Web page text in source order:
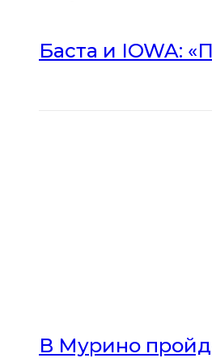
Баста и IOWA:
В Мурино